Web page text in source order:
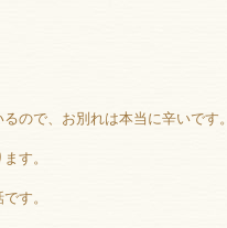
ので、お別れは本当に辛いです。
す。
す。